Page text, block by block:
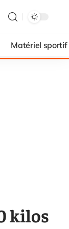
Matériel sportif
kilos